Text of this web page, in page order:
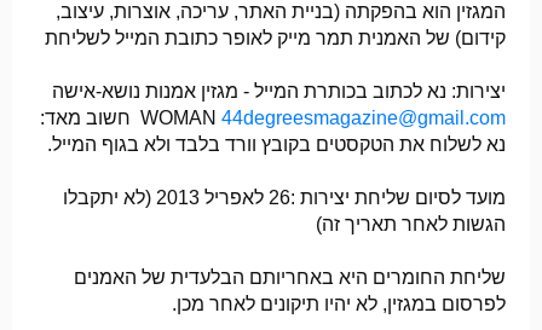
המגזין הוא בהפקתה (בניית האתר, עריכה, אוצרות, עיצוב,
קידום) של האמנית תמר מייק לאופר כתובת המייל לשליחת
יצירות: נא לכתוב בכותרת המייל - מגזין אמנות נושא-אישה
WOMAN 44degreesmagazine@gmail.com
‏ חשוב מאד:
נא לשלוח את הטקסטים בקובץ וורד בלבד ולא בגוף המייל.
מועד לסיום שליחת יצירות :26 לאפריל 2013 (לא יתקבלו
הגשות לאחר תאריך זה)
שליחת החומרים היא באחריותם הבלעדית של האמנים
לפרסום במגזין, לא יהיו תיקונים לאחר מכן.